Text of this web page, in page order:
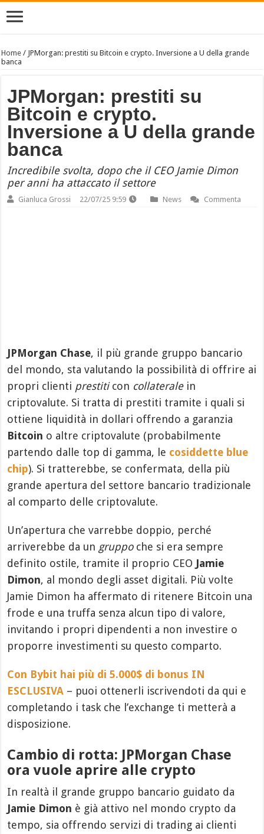
Home / JPMorgan: prestiti su Bitcoin e crypto. Inversione a U della grande
banca
JPMorgan: prestiti su
Bitcoin e crypto.
Inversione a U della grande
banca
Incredibile svolta, dopo che il CEO Jamie Dimon
per anni ha attaccato il settore
Gianluca Grossi 22/07/25 9:59 News Commenta
JPMorgan Chase, il più grande gruppo bancario
del mondo, sta valutando la possibilità di offrire ai
propri clienti prestiticon collateralein
criptovalute. Si tratta di prestiti tramite i quali si
ottiene liquidità in dollari offrendo a garanzia
Bitcoin o altre criptovalute (probabilmente
partendo dalle top di gamma, le cosiddette blue
chip). Si tratterebbe, se confermata, della più
grande apertura del settore bancario tradizionale
al comparto delle criptovalute.
Un’apertura che varrebbe doppio, perché
arriverebbe da un gruppoche si era sempre
definito ostile, tramite il proprio CEO Jamie
Dimon, al mondo degli asset digitali. Più volte
Jamie Dimon ha affermato di ritenere Bitcoin una
frode e una truffa senza alcun tipo di valore,
invitando i propri dipendenti a non investire o
proporre investimenti su questo comparto.
Con Bybit hai più di 5.000$ di bonus IN
ESCLUSIVA – puoi ottenerli iscrivendoti da qui e
completando i task che l’exchange ti metterà a
disposizione.
Cambio di rotta: JPMorgan Chase
ora vuole aprire alle crypto
In realtà il grande gruppo bancario guidato da
Jamie Dimon è già attivo nel mondo crypto da
tempo, sia offrendo servizi di trading ai clienti